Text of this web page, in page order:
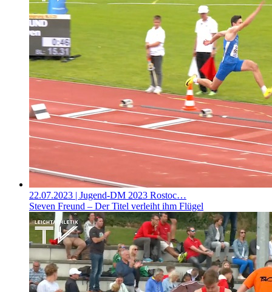
22.07.2023 | Jugend-DM 2023 Rostoc…
Steven Freund – Der Titel verleiht ihm Flügel